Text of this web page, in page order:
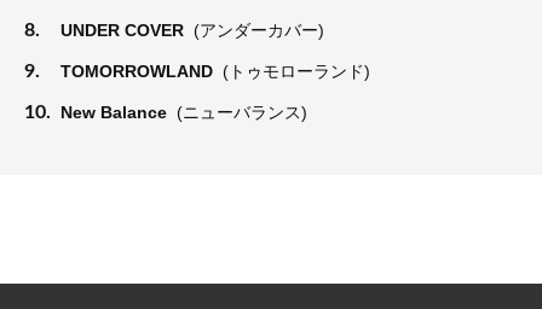
8. UNDER COVER (アンダーカバー)
9. TOMORROWLAND (トゥモローランド)
10. New Balance (ニューバランス)